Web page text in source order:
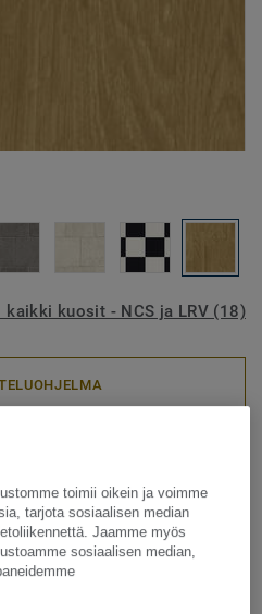
kaikki kuosit - NCS ja LRV (18)
Wild Oak
suunniteltu
toimii oikein ja voimme
tarjota sosiaalisen median
Jaamme myös
sosiaalisen median,